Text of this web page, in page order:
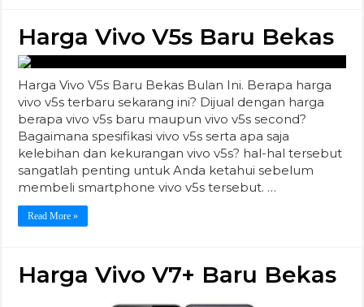
Harga Vivo V5s Baru Bekas
Harga Vivo V5s Baru Bekas Bulan Ini. Berapa harga
vivo v5s terbaru sekarang ini? Dijual dengan harga
berapa vivo v5s baru maupun vivo v5s second?
Bagaimana spesifikasi vivo v5s serta apa saja
kelebihan dan kekurangan vivo v5s? hal-hal tersebut
sangatlah penting untuk Anda ketahui sebelum
membeli smartphone vivo v5s tersebut. …
Read More »
Harga Vivo V7+ Baru Bekas